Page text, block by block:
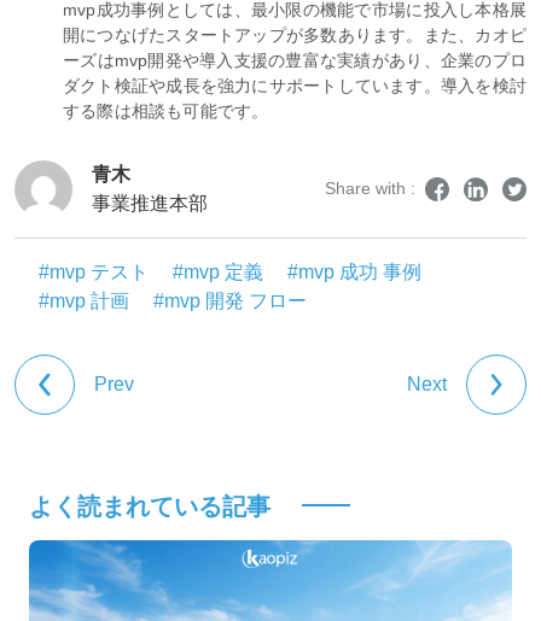
mvp成功事例としては、最小限の機能で市場に投入し本格展
開につなげたスタートアップが多数あります。また、カオピ
ーズはmvp開発や導入支援の豊富な実績があり、企業のプロ
ダクト検証や成長を強力にサポートしています。導入を検討
する際は相談も可能です。
青木
事業推進本部
Share with :
#mvp テスト #mvp 定義
#mvp 成功 事例
#mvp 計画
#mvp 開発 フロー
Prev Next
よく読まれている記事